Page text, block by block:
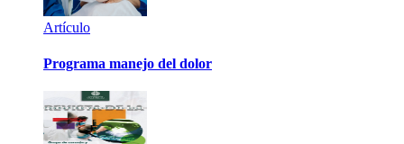
Artículo
Programa manejo del dolor